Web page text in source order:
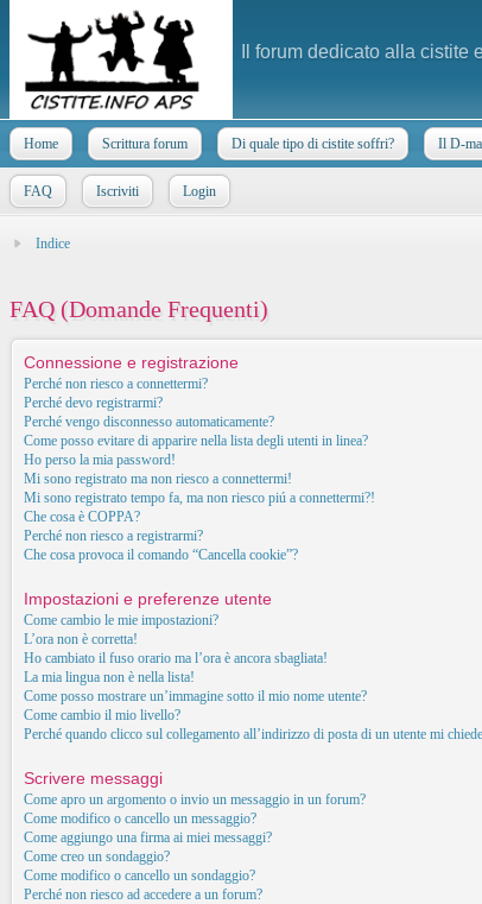
Il forum dedicato alla
Home Scrittura forum Di quale tipo di cistite soffri? Il D-
FAQ Iscriviti Login
Indice
FAQ (Domande Frequenti)
Connessione e registrazione
Perché non riesco a connettermi?
Perché devo registrarmi?
Perché vengo disconnesso automaticamente?
Come posso evitare di apparire nella lista degli utenti in linea?
Ho perso la mia password!
Mi sono registrato ma non riesco a connettermi!
Mi sono registrato tempo fa, ma non riesco piú a connettermi?!
Che cosa è COPPA?
Perché non riesco a registrarmi?
Che cosa provoca il comando “Cancella cookie”?
Impostazioni e preferenze utente
Come cambio le mie impostazioni?
L’ora non è corretta!
Ho cambiato il fuso orario ma l’ora è ancora sbagliata!
La mia lingua non è nella lista!
Come posso mostrare un’immagine sotto il mio nome utente?
Come cambio il mio livello?
Perché quando clicco sul collegamento all’indirizzo di posta di un utente mi
Scrivere messaggi
Come apro un argomento o invio un messaggio in un forum?
Come modifico o cancello un messaggio?
Come aggiungo una firma ai miei messaggi?
Come creo un sondaggio?
Come modifico o cancello un sondaggio?
Perché non riesco ad accedere a un forum?